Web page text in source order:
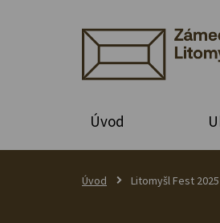
Úvod
Úvod Litomyšl Fest 2025